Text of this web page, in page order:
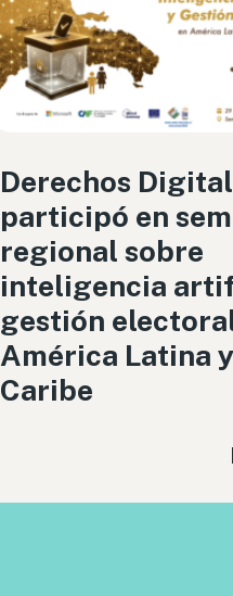
Derechos
participó en
regional sobre
inteligencia
gestión
América Latina
Caribe